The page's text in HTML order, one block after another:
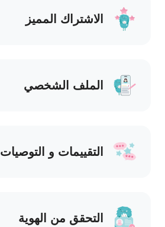
الاشتراك المميز
الملف الشخصي
التقييمات و التوصيات
التحقق من الهوية